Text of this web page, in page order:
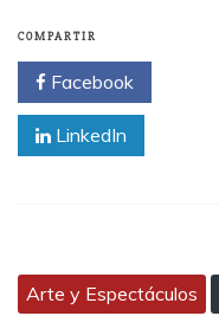
COMPARTIR
Facebook
LinkedIn
Arte y Espectáculos